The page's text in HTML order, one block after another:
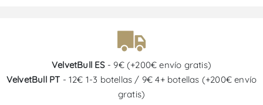
VelvetBull ES- 9€ (+200€ envío gratis)
VelvetBull PT - 12€ 1-3 botellas / 9€ 4+ botellas (+200€ envío
gratis)